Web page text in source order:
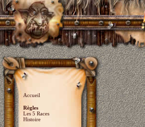
Accueil
Règles
Les 5 Races
Histoire